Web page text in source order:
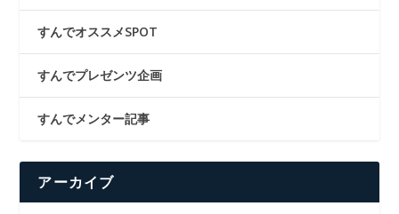
すんでオススメSPOT
すんでプレゼンツ企画
すんでメンター記事
アーカイブ